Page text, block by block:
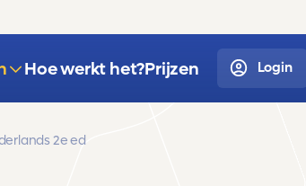
Hoe werkt het?Prijzen Login
2e ed